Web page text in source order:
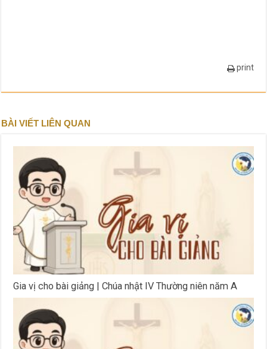
print
BÀI VIẾT LIÊN QUAN
Gia vị cho bài giảng | Chúa nhật IV Thường niên năm A